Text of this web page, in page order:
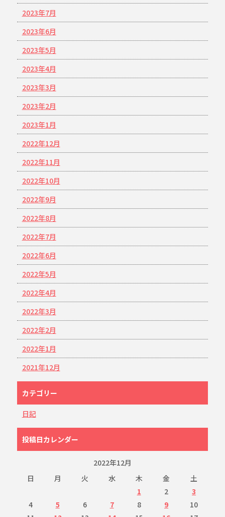
2023年7月
2023年6月
2023年5月
2023年4月
2023年3月
2023年2月
2023年1月
2022年12月
2022年11月
2022年10月
2022年9月
2022年8月
2022年7月
2022年6月
2022年5月
2022年4月
2022年3月
2022年2月
2022年1月
2021年12月
カテゴリー
日記
投稿日カレンダー
2022年12月
日
月 火 水 木 金
土
1
2
3
4
5 6 7 8 9
10